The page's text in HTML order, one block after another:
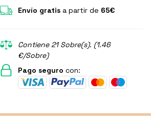
Envío gratis a partir de 65€
Contiene 21 Sobre(s). (1.46
€/Sobre)
Pago seguro con: